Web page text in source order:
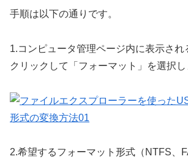
手順は以下の通りです。
1.コンピュータ管理ページ内に表示さ
クリックして「フォーマット」を選択し
2.希望するフォーマット形式（NTFS、